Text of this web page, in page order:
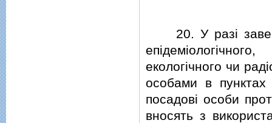
20. У разi
екологiчного чи
особами в пунктах
посадовi особи
вносять з